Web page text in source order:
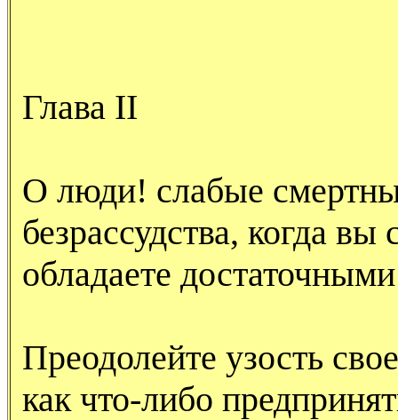
Глава II
О люди! слабые
безрассудства, когда
обладаете
Преодолейте узость
как что-либо